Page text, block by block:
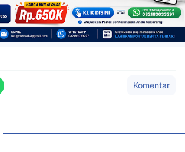
Komentar